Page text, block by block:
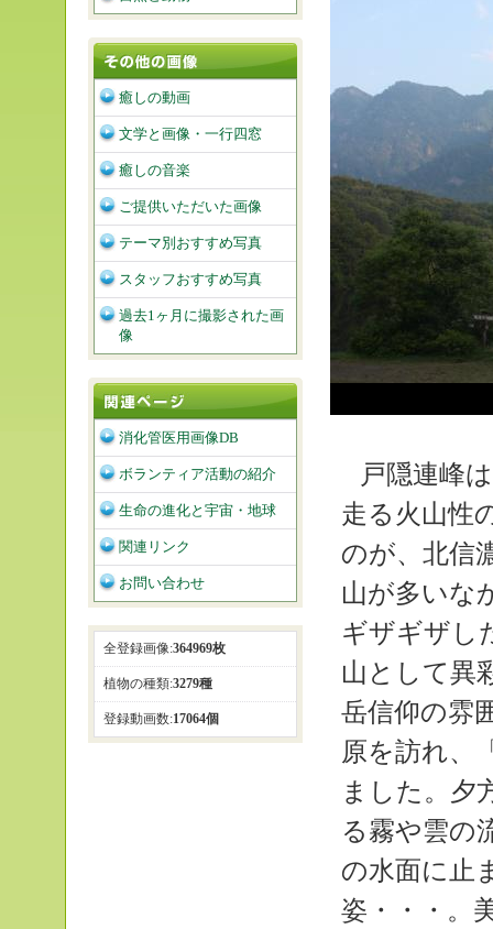
戸隠連峰
走る火山性
のが、北信
山が多いな
ギザギザし
山として異
岳信仰の
原を訪れ、
ました。夕
る霧や雲の
の水面に止
姿・・・。
癒しの動画
文学と画像・一行四窓
癒しの音楽
ご提供いただいた画像
テーマ別おすすめ写真
スタッフおすすめ写真
過去1ヶ月に撮影された画
像
消化管医用画像DB
ボランティア活動の紹介
生命の進化と宇宙・地球
関連リンク
お問い合わせ
全登録画像:364969枚
植物の種類:3279種
登録動画数:17064個